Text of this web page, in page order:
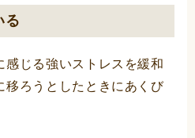
る
じる強いストレスを緩和
移ろうとしたときにあくび